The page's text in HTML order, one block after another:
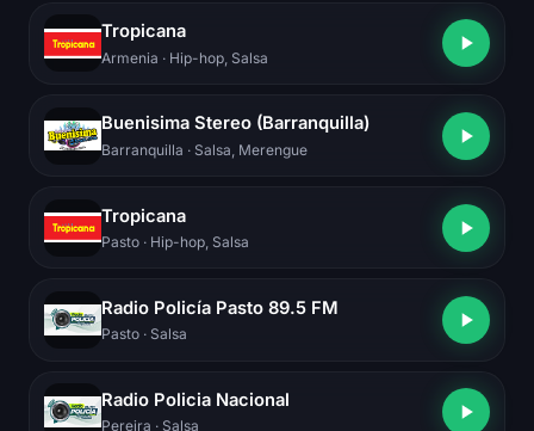
Tropicana
Armenia · Hip-hop, Salsa
Buenisima Stereo (Barranquilla)
Barranquilla · Salsa, Merengue
Tropicana
Pasto · Hip-hop, Salsa
Radio Policía Pasto 89.5 FM
Pasto · Salsa
Radio Policia Nacional
Pereira · Salsa